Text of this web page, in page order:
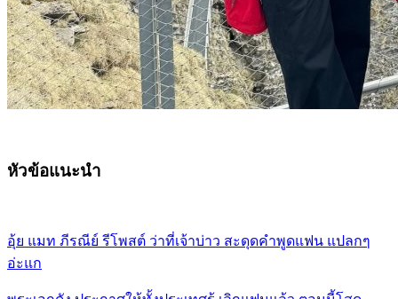
หัวข้อแนะนำ
อุ้ย แมท ภีรณีย์ รีโพสต์ ว่าที่เจ้าบ่าว สะดุดคำพูดแฟน แปลกๆ
อ่ะแก